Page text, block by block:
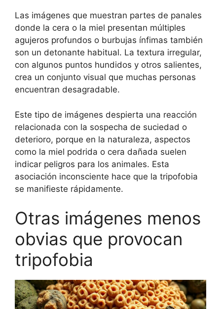
Las imágenes que muestran partes de panales
donde la cera o la miel presentan múltiples
agujeros profundos o burbujas ínfimas también
son un detonante habitual. La textura irregular,
con algunos puntos hundidos y otros salientes,
crea un conjunto visual que muchas personas
encuentran desagradable.
Este tipo de imágenes despierta una reacción
relacionada con la sospecha de suciedad o
deterioro, porque en la naturaleza, aspectos
como la miel podrida o cera dañada suelen
indicar peligros para los animales. Esta
asociación inconsciente hace que la tripofobia
se manifieste rápidamente.
Otras imágenes menos
obvias que provocan
tripofobia